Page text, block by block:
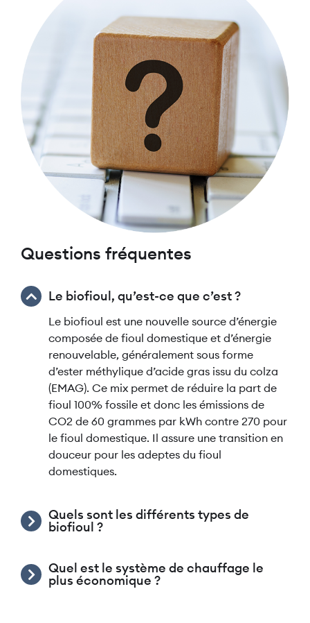
Questions fréquentes
Le biofioul, qu’est-ce que c’est ?
Le biofioul est une nouvelle source d’énergie
composée de fioul domestique et d’énergie
renouvelable, généralement sous forme
d’ester méthylique d’acide gras issu du colza
(EMAG). Ce mix permet de réduire la part de
fioul 100% fossile et donc les émissions de
CO2 de 60 grammes par kWh contre 270 pour
le fioul domestique. Il assure une transition en
douceur pour les adeptes du fioul
domestiques.
Quels sont les différents types de
biofioul ?
Quel est le système de chauffage le
plus économique ?